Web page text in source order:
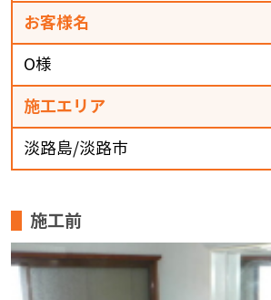
お客様名
O様
施工エリア
淡路島/淡路市
施工前